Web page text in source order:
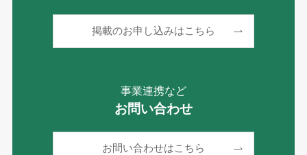
掲載のお申し込みはこちら
事業連携など
お問い合わせ
お問い合わせはこちら